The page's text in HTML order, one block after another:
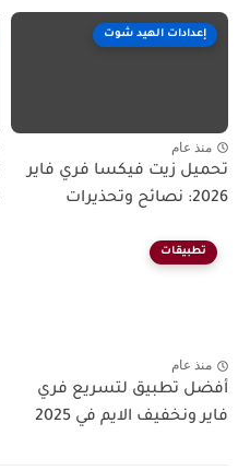
إعدادات الهيد شوت
منذ عام
تحميل زيت فيكسا فري فاير
2026: نصائح وتحذيرات
تطبيقات
منذ عام
أفضل تطبيق لتسريع فري
فاير ونخفيف الايم في 2025